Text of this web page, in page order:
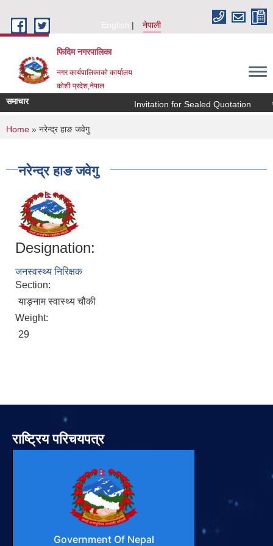
English
नेपाली
फिदिम नगरपालिका
नगर कार्यपालिकाको कार्यालय
कोशी प्रदेश,नेपाल
समाचार Invitation for Sealed Quotation
You are here
Home » नरेन्द्र हाङ जवेगु
नरेन्द्र हाङ जवेगु
Designation:
जनस्वस्थ्य निरिक्षक
Section:
याङ्नाम स्वास्थ्य चौकी
Weight:
29
राष्ट्रिय परिचयपत्र